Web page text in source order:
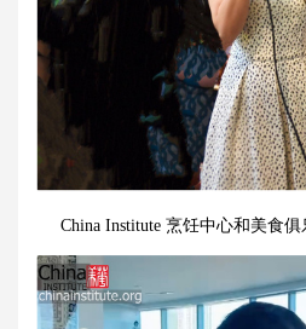
China Institute 烹饪中心和美食